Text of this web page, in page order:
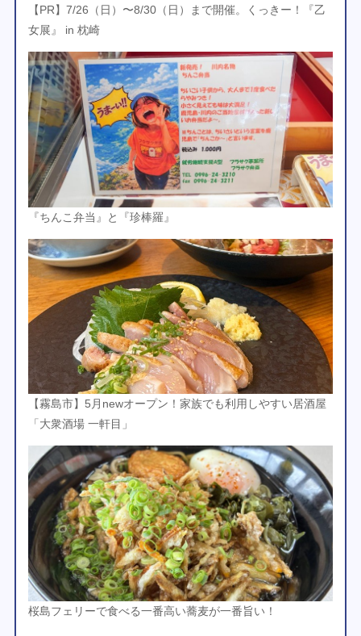
【PR】7/26（日）〜8/30（日）まで開催。くっきー！『乙
女展』 in 枕崎
『ちんこ弁当』と『珍棒羅』
【霧島市】5月newオープン！家族でも利用しやすい居酒屋
「大衆酒場 一軒目」
桜島フェリーで食べる一番高い蕎麦が一番旨い！